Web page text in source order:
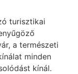
turisztikai
a természeti
minden
kínál.